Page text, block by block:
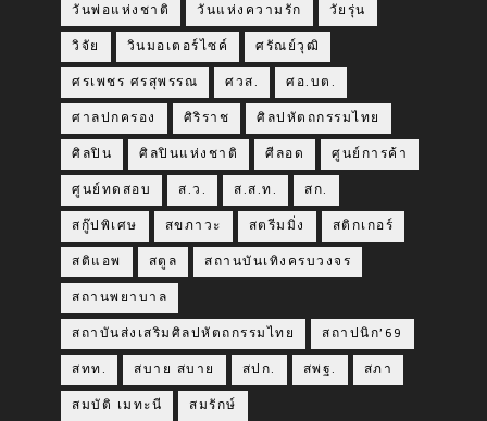
วันพ่อแห่งชาติ วันแห่งความรัก วัยรุ่น
วิจัย วินมอเตอร์ไซค์ ศรัณย์วุฒิ
ศรเพชร ศรสุพรรณ ศวส. ศอ.บต.
ศาลปกครอง ศิริราช ศิลปหัตถกรรมไทย
ศิลปิน ศิลปินแห่งชาติ ศีลอด ศูนย์การค้า
ศูนย์ทดสอบ ส.ว. ส.ส.ท. สก.
สกู๊ปพิเศษ สขภาวะ สตรีมมิ่ง สติกเกอร์
สติแอพ สตูล สถานบันเทิงครบวงจร
สถานพยาบาล
สถาบันส่งเสริมศิลปหัตถกรรมไทย สถาปนิก’69
สทท. สบาย สบาย สปก. สพฐ. สภา
สมบัติ เมทะนี สมรักษ์